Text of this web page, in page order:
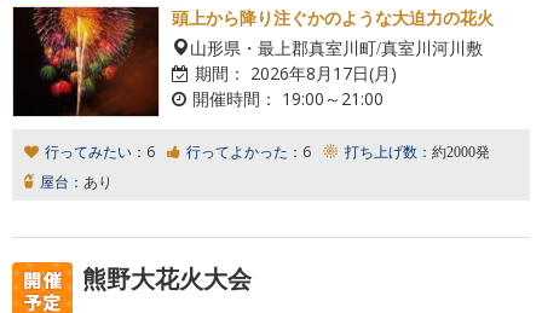
頭上から降り注ぐかのような大迫力の花火
山形県・最上郡真室川町/真室川河川敷
期間： 2026年8月17日(月)
開催時間： 19:00～21:00
行ってみたい： 6 行ってよかった： 6 打ち上げ数： 約2000発
屋台： あり
熊野大花火大会